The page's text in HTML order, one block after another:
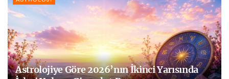
Astrolojiye Göre 2026’nın İkinci Yarısında